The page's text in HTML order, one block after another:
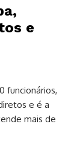
e
funcionários,
e é a
mais de